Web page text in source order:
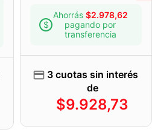
Ahorrás $2.978,62
pagando por
transferencia
3 cuotas sin interés
de
$9.928,73